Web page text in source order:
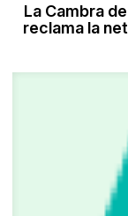
La Cambra
reclama la